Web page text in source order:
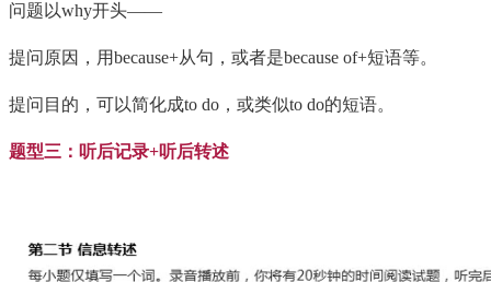
问题以why开头——
提问原因，用because+从句，或者是because of+短语等。
提问目的，可以简化成to do，或类似to do的短语。
题型三：听后记录+听后转述